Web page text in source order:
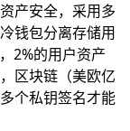
产安全，采用多
钱包分离存储用
2%的用户资产
区块链（美欧亿
个私钥签名才能